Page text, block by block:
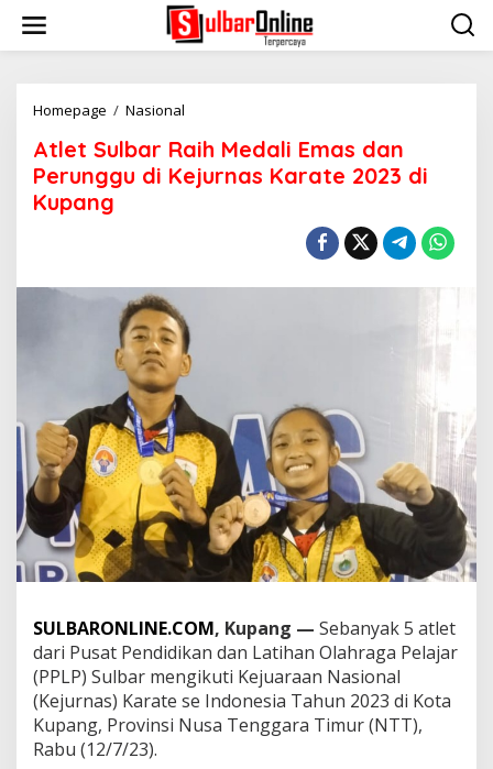
i
Homepage / Nasional
l
e
t
a
R
a
i
M
e
d
a
i
E
m
a
s
a
n
P
e
r
u
Atlet Sulbar Raih Medali Emas dan
Perunggu di Kejurnas Karate 2023 di
Kupang
SULBARONLINE.COM, Kupang — Sebanyak 5 atlet
dari Pusat Pendidikan dan Latihan Olahraga Pelajar
(PPLP) Sulbar mengikuti Kejuaraan Nasional
(Kejurnas) Karate se Indonesia Tahun 2023 di Kota
Kupang, Provinsi Nusa Tenggara Timur (NTT),
Rabu (12/7/23).